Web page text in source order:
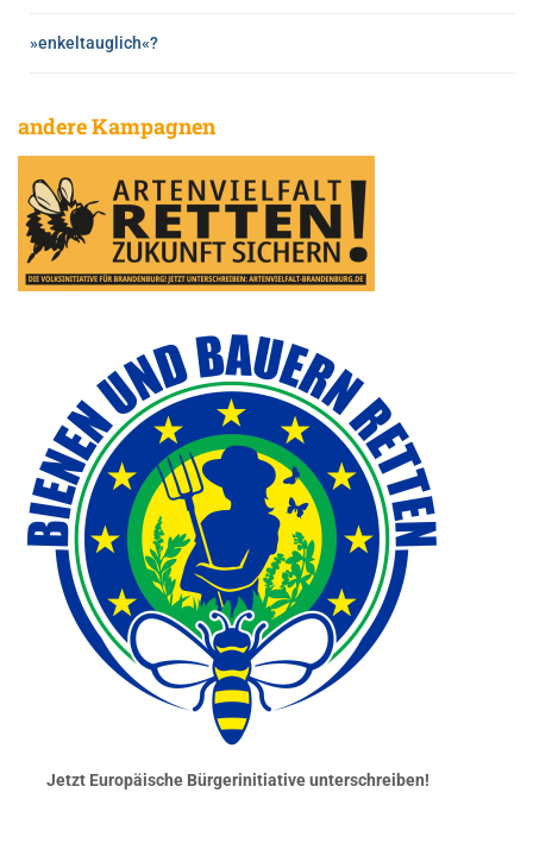
»enkeltauglich«?
andere Kampagnen
Jetzt Europäische Bürgerinitiative unterschreiben!